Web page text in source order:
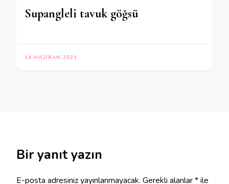
Supangleli tavuk göğsü
14 HAZIRAN 2021
Bir yanıt yazın
E-posta adresiniz yayınlanmayacak. Gerekli alanlar*ile